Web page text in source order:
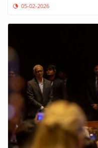
05-02-2026